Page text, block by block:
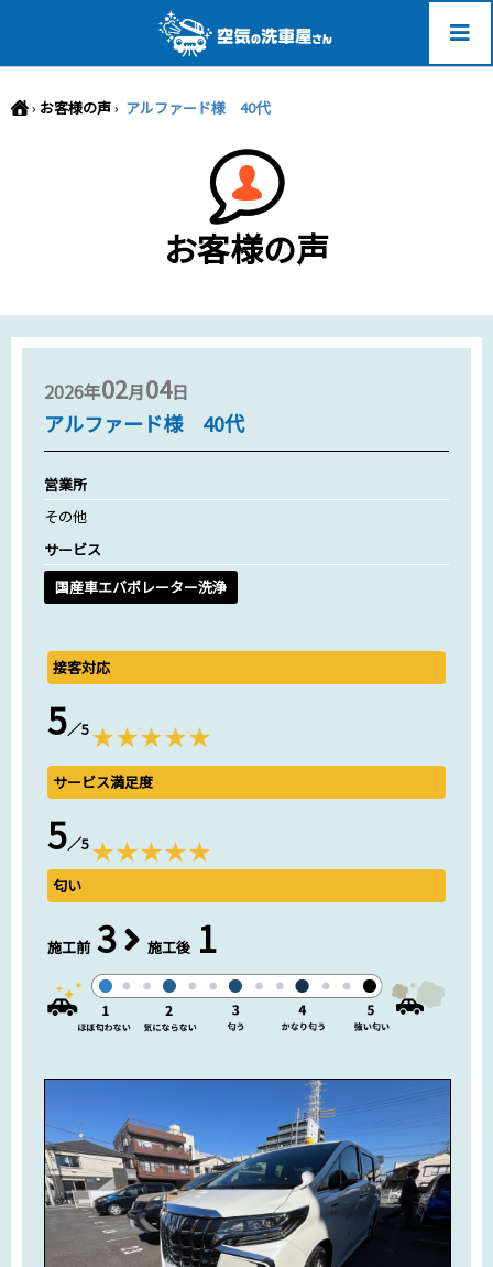
› お客様の声› アルファード様 40代
お客様の声
2026年02月04日
アルファード様 40代
営業所
その他
サービス
国産車エバポレーター洗浄
接客対応
5／5
サービス満足度
5／5
匂い
施工前 3 施工後 1